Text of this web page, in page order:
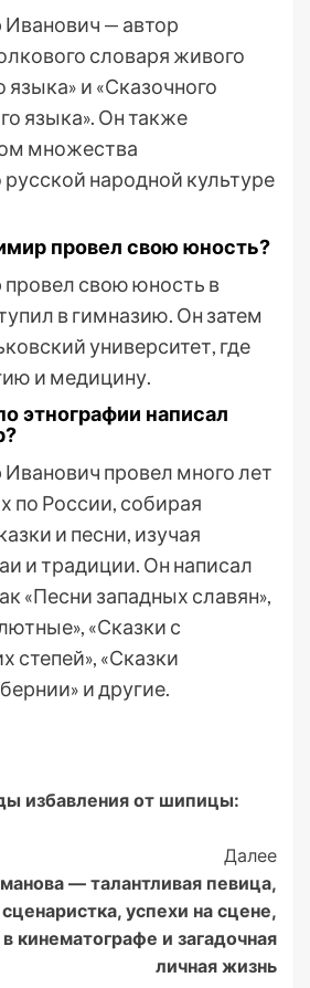
— автор
словаря живого
языка» и «Сказочного
языка». Он также
множества
народной культуре
провел свою юность?
свою юность в
в гимназию. Он затем
университет, где
и медицину.
этнографии написал
провел много лет
по России, собирая
и песни, изучая
и традиции. Он написал
«Песни западных славян»,
«Сказки с
степей», «Сказки
и другие.
избавления от шипицы:
Далее
— талантливая певица,
успехи на сцене,
кинематографе и загадочная
личная жизнь